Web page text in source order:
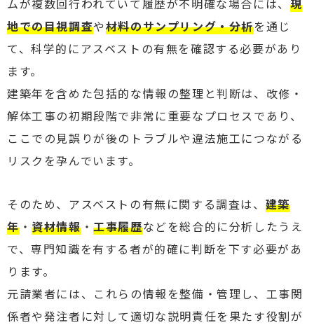
地での目視調査や材料のサンプリング・分析を通じ
て、科学的にアスベストの有無を確認する必要があり
ます。
建築年を含めた包括的な情報の整理と判断は、改修・
解体工事の初期段階で非常に重要なプロセスであり、
ここでの見誤りが後のトラブルや違法施工につながる
リスクを孕んでいます。
そのため、アスベストの有無に関する調査は、 建築
年・資材情報・工事履歴などを総合的に分析したうえ
で、専門知識を有する者が的確に判断を下す必要があ
ります。
元請業者には、これらの情報を整備・管理し、工事関
係者や発注者に対して適切な説明責任を果たす役割が